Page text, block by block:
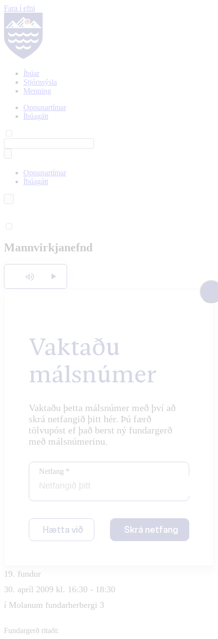
Fara í efni
Íbúar
Stjórnsýsla
Menning
Opnunartímar
Íbúagátt
Opnunartímar
Íbúagátt
Mannvirkjanefnd
Hlusta
Vaktaðu
málsnúmer
Vaktaðu þetta málsnúmer með því að
skrá netfangið þitt hér. Þú færð
tölvupóst ef það berst ný fundargerð
með málsnúmerinu.
Netfang *
Hætta við Skrá netfang
19. fundur
30. apríl 2009 kl. 16:30 - 18:30
í Molanum fundarherbergi 3
Fundargerð ritaði: